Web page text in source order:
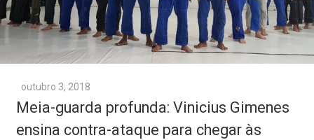
outubro 3, 2018
Meia-guarda profunda: Vinicius Gimenes
ensina contra-ataque para chegar às